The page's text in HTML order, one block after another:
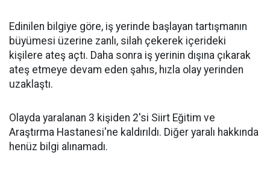
Edinilen bilgiye göre, iş yerinde başlayan tartışmanın
büyümesi üzerine zanlı, silah çekerek içerideki
kişilere ateş açtı. Daha sonra iş yerinin dışına çıkarak
ateş etmeye devam eden şahıs, hızla olay yerinden
uzaklaştı.
Olayda yaralanan 3 kişiden 2'si Siirt Eğitim ve
Araştırma Hastanesi'ne kaldırıldı. Diğer yaralı hakkında
henüz bilgi alınamadı.